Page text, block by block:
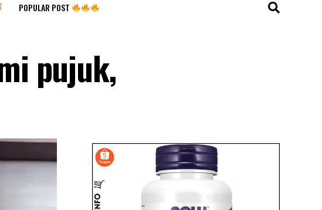
POPULAR POST
pujuk,